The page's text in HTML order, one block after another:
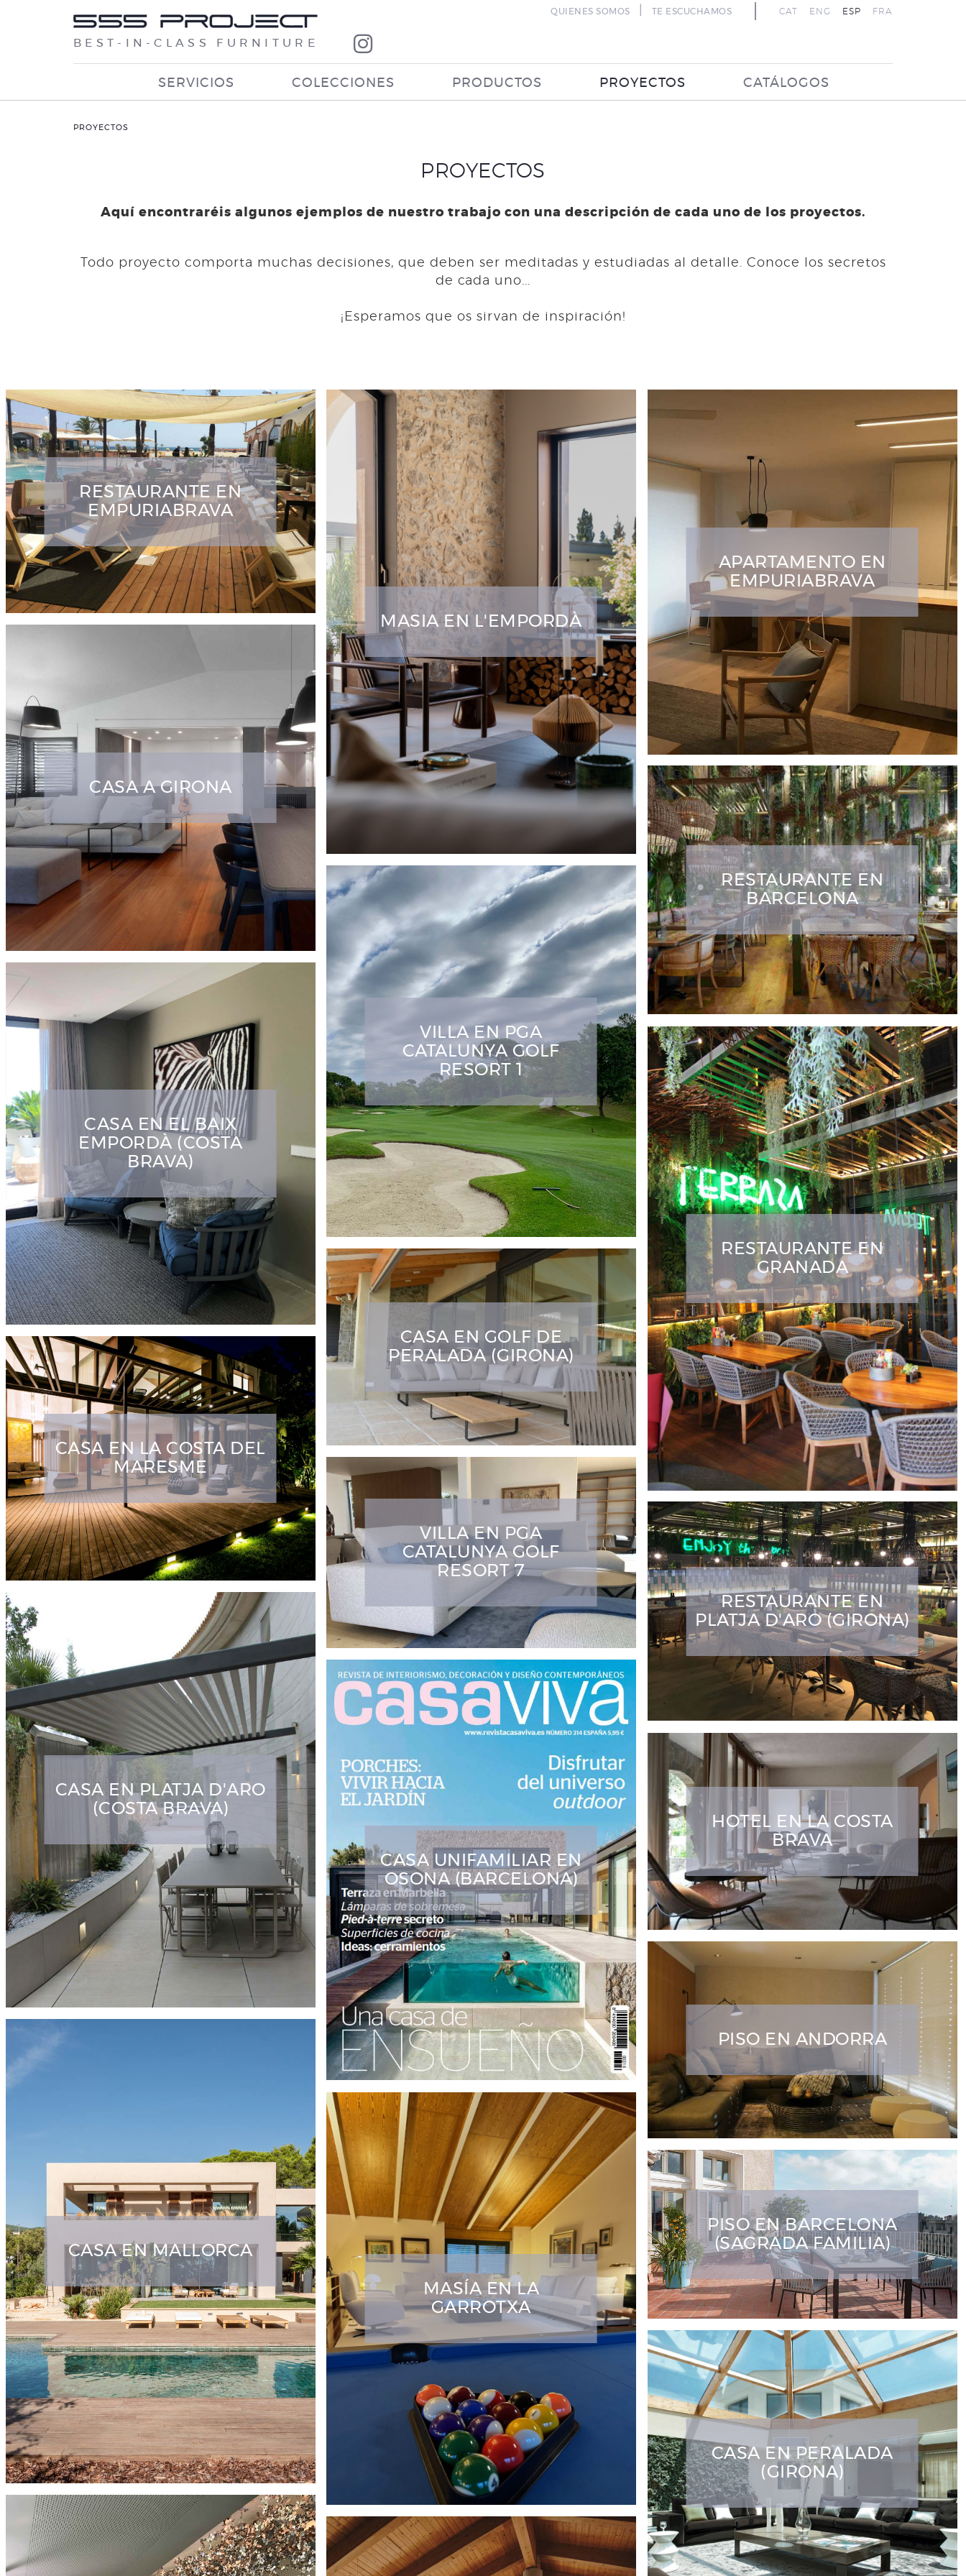
BEST-IN-CLASS FURNITURE
CAT ENG ESP FRA
QUIENES SOMOS TE ESCUCHAMOS
SERVICIOS COLECCIONES PRODUCTOS PROYECTOS CATÁLOGOS
PROYECTOS
PROYECTOS
Aquí encontraréis algunos ejemplos de nuestro trabajo con una descripción de cada uno de los proyectos.
Todo proyecto comporta muchas decisiones, que deben ser meditadas y estudiadas al detalle. Conoce los secretos
de cada uno...
¡Esperamos que os sirvan de inspiración!
RESTAURANTE EN
EMPURIABRAVA
MASIA EN L'EMPORDÀ
APARTAMENTO EN
EMPURIABRAVA
CASA A GIRONA
VILLA EN PGA
CATALUNYA GOLF
RESORT 1
RESTAURANTE EN
BARCELONA
CASA EN EL BAIX
EMPORDÀ (COSTA
BRAVA)
CASA EN GOLF DE
PERALADA (GIRONA)
RESTAURANTE EN
GRANADA
CASA EN LA COSTA DEL
MARESME
VILLA EN PGA
CATALUNYA GOLF
RESORT 7
RESTAURANTE EN
PLATJA D'ARO (GIRONA)
CASA EN PLATJA D'ARO
(COSTA BRAVA)
CASA UNIFAMILIAR EN
OSONA (BARCELONA)
HOTEL EN LA COSTA
BRAVA
CASA EN MALLORCA
MASÍA EN LA
GARROTXA
PISO EN ANDORRA
PISO EN BARCELONA
(SAGRADA FAMILIA)
CASA EN PERALADA
(GIRONA)